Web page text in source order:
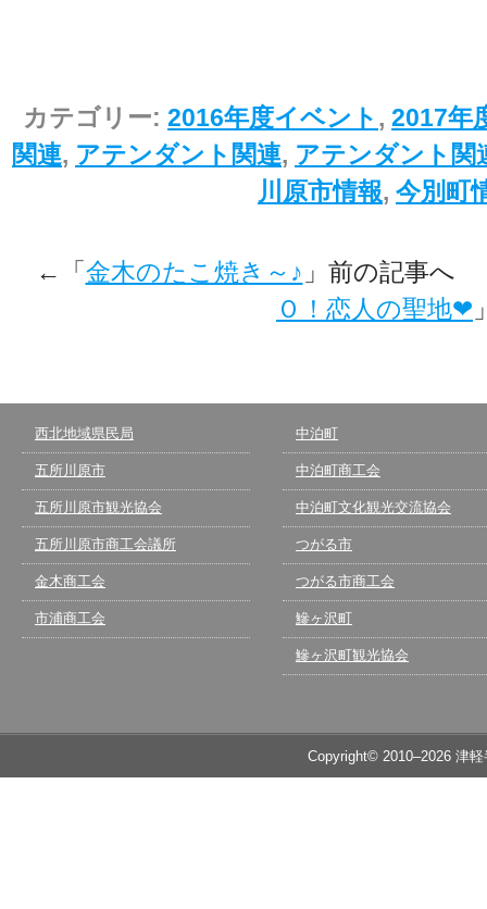
カテゴリー: 2016年度イベント , 2017年
関連, アテンダント関連, アテンダント関
川原市情報, 今別町
←「金木のたこ焼き～♪ 」前の記事
Ｏ！恋人の聖地❤
西北地域県民局
五所川原市
五所川原市観光協会
五所川原市商工会議所
金木商工会
市浦商工会
中泊町
中泊町商工会
中泊町文化観光交流協会
つがる市
つがる市商工会
鰺ヶ沢町
鰺ヶ沢町観光協会
Copyright© 2010–2026 津